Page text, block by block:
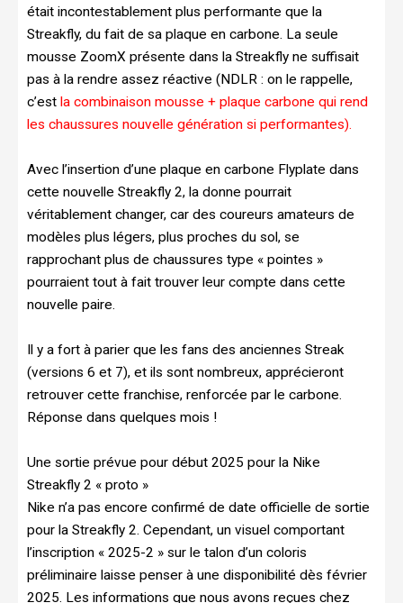
était incontestablement plus performante que la
Streakfly, du fait de sa plaque en carbone. La seule
mousse ZoomX présente dans la Streakfly ne suffisait
pas à la rendre assez réactive (NDLR : on le rappelle,
c’est la combinaison mousse + plaque carbone qui rend
les chaussures nouvelle génération si performantes).
Avec l’insertion d’une plaque en carbone Flyplate dans
cette nouvelle Streakfly 2, la donne pourrait
véritablement changer, car des coureurs amateurs de
modèles plus légers, plus proches du sol, se
rapprochant plus de chaussures type « pointes »
pourraient tout à fait trouver leur compte dans cette
nouvelle paire.
Il y a fort à parier que les fans des anciennes Streak
(versions 6 et 7), et ils sont nombreux, apprécieront
retrouver cette franchise, renforcée par le carbone.
Réponse dans quelques mois !
Une sortie prévue pour début 2025 pour la Nike
Streakfly 2 « proto »
Nike n’a pas encore confirmé de date officielle de sortie
pour la Streakfly 2. Cependant, un visuel comportant
l’inscription « 2025-2 » sur le talon d’un coloris
préliminaire laisse penser à une disponibilité dès février
2025. Les informations que nous avons reçues chez